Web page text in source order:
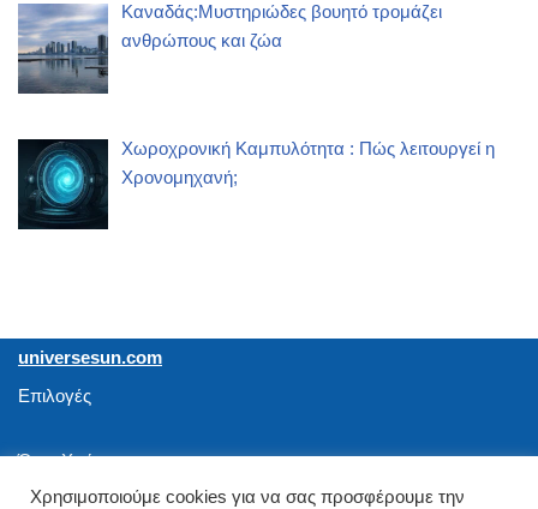
Καναδάς:Μυστηριώδες βουητό τρομάζει
ανθρώπους και ζώα
Χωροχρονική Καμπυλότητα : Πώς λειτουργεί η
Χρονομηχανή;
universesun.com
Επιλογές
Όροι Χρήσης
Καριέρα
Χρησιμοποιούμε cookies για να σας προσφέρουμε την